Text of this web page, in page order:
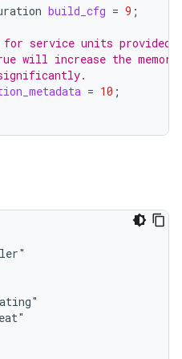
build_cfg = 9 ;
for service units provided
will increase the
= 10 ;